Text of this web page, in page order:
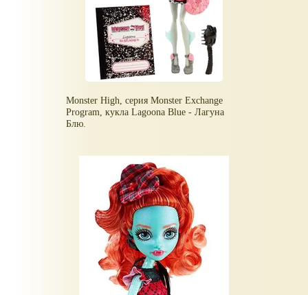
Monster High, серия Monster Exchange
Program, кукла Lagoona Blue - Лагуна
Блю.